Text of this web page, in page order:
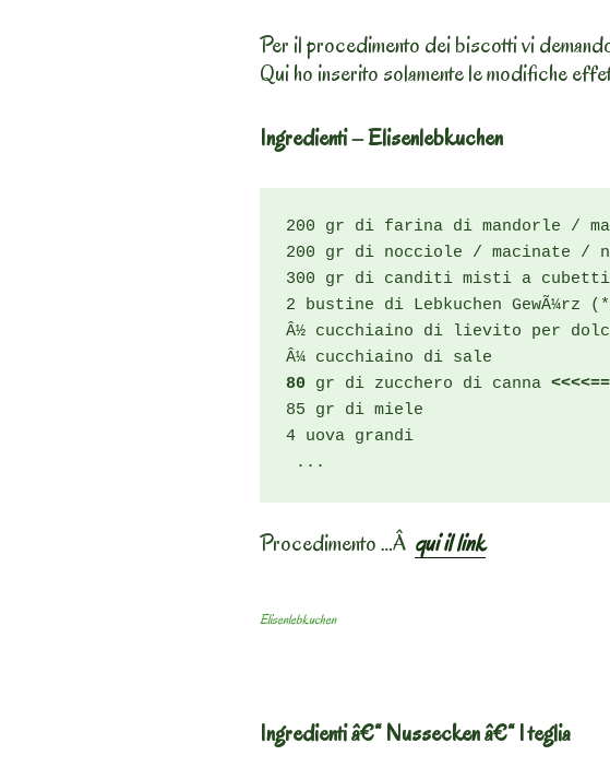
Per il procedimento dei biscotti vi
Qui ho inserito solamente le modifiche
Ingredienti – Elisenlebkuchen
200 gr di farina di mandorle /
200 gr di nocciole / macinate /
300 gr di canditi misti a cubetti
2 bustine di Lebkuchen GewÃ¼rz
Â½ cucchiaino di lievito per
80 gr di zucchero di canna
85 gr di miele
4 uova grandi
...
Procedimento …Â qui il link
Elisenlebkuchen
Ingredienti â€“ Nussecken â€“ 1 teglia